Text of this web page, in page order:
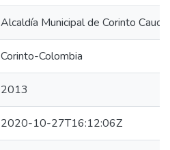
Alcaldía Municipal de Corinto Cauca
Corinto-Colombia
2013
2020-10-27T16:12:06Z